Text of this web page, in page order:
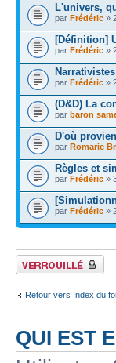
L'univers,
par Frédéric »
[Définition]
par Frédéric »
par Frédéric »
(D&D) La
par baron
D'où
par Romaric
Règles et
par Frédéric »
par Frédéric »
Forum verrouillé
Retour vers Index du
QUI EST